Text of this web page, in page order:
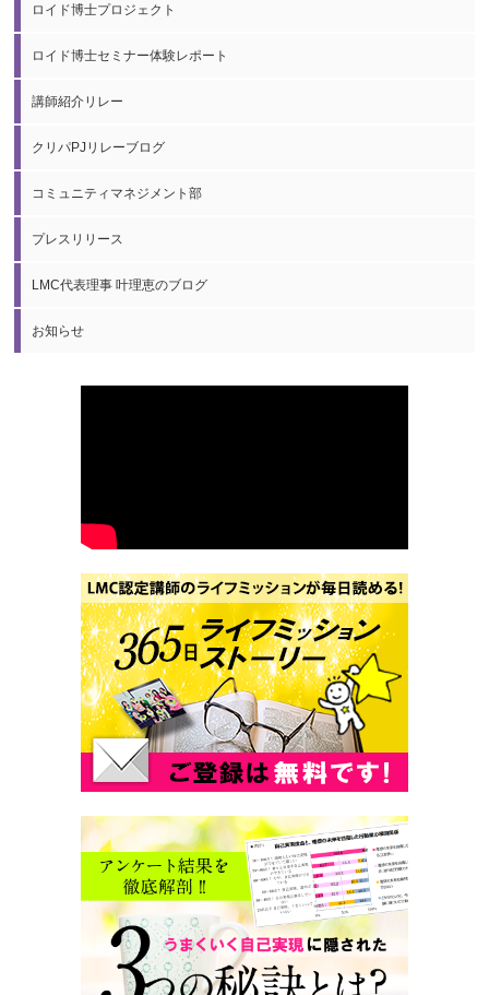
ロイド博士プロジェクト
ロイド博士セミナー体験レポート
講師紹介リレー
クリパPJリレーブログ
コミュニティマネジメント部
プレスリリース
LMC代表理事 叶理恵のブログ
お知らせ